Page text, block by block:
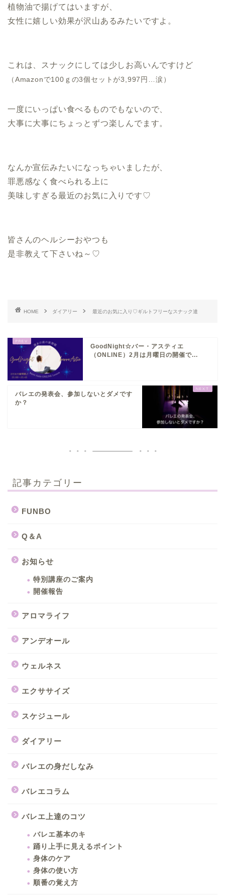
植物油で揚げてはいますが、
女性に嬉しい効果が沢山あるみたいですよ。
これは、スナックにしては少しお高いんですけど
（Amazonで100ｇの3個セットが3,997円…涙）
一度にいっぱい食べるものでもないので、
大事に大事にちょっとずつ楽しんでます。
なんか宣伝みたいになっちゃいましたが、
罪悪感なく食べられる上に
美味しすぎる最近のお気に入りです♡
皆さんのヘルシーおやつも
是非教えて下さいね～♡
HOME ダイアリー 最近のお気に入り♡ギルトフリーなスナック達
GoodNight☆バー・アスティエ
（ONLINE）2月は月曜日の開催で...
バレエの発表会、参加しないとダメです
か？
記事カテゴリー
FUNBO
Q＆A
お知らせ
特別講座のご案内
開催報告
アロマライフ
アンデオール
ウェルネス
エクササイズ
スケジュール
ダイアリー
バレエの身だしなみ
バレエコラム
バレエ上達のコツ
バレエ基本のキ
踊り上手に見えるポイント
身体のケア
身体の使い方
順番の覚え方